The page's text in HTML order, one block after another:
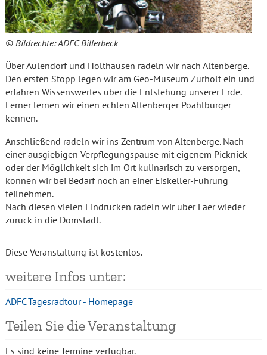
© Bildrechte: ADFC Billerbeck
Über Aulendorf und Holthausen radeln wir nach Altenberge.
Den ersten Stopp legen wir am Geo-Museum Zurholt ein und
erfahren Wissenswertes über die Entstehung unserer Erde.
Ferner lernen wir einen echten Altenberger Poahlbürger
kennen.
Anschließend radeln wir ins Zentrum von Altenberge. Nach
einer ausgiebigen Verpflegungspause mit eigenem Picknick
oder der Möglichkeit sich im Ort kulinarisch zu versorgen,
können wir bei Bedarf noch an einer Eiskeller-Führung
teilnehmen.
Nach diesen vielen Eindrücken radeln wir über Laer wieder
zurück in die Domstadt.
Diese Veranstaltung ist kostenlos.
weitere Infos unter:
ADFC Tagesradtour - Homepage
Teilen Sie die Veranstaltung
Es sind keine Termine verfügbar.